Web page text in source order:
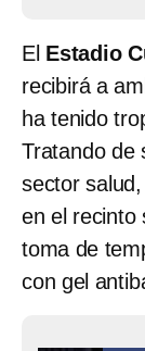
El Estadio
recibirá a
ha tenido
Tratando de
sector
en el recinto
toma de
con gel